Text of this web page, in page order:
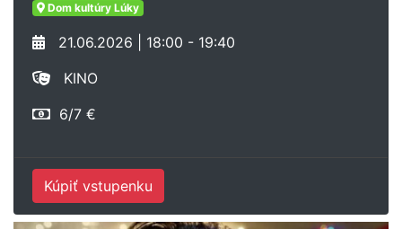
Dom kultúry Lúky
21.06.2026 | 18:00 - 19:40
KINO
6/7 €
Kúpiť vstupenku